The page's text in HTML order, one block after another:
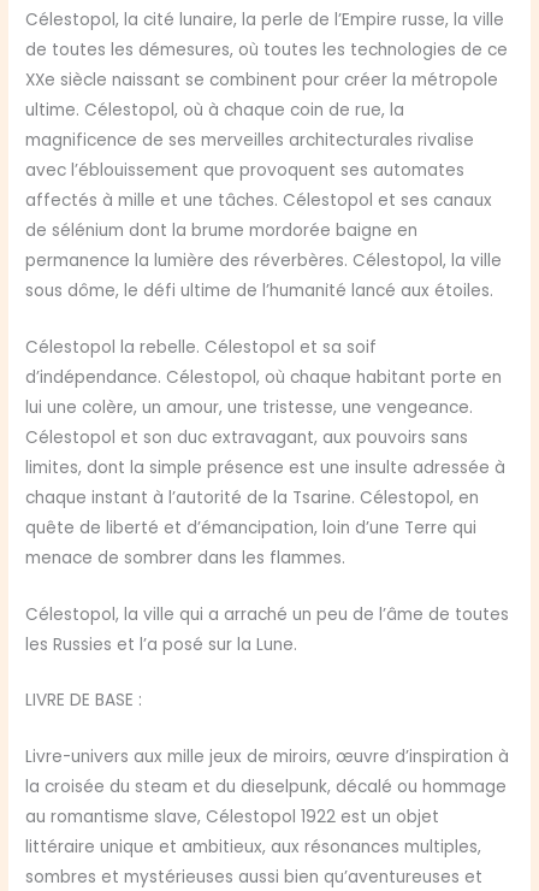
Célestopol, la cité lunaire, la perle de l’Empire russe, la ville
de toutes les démesures, où toutes les technologies de ce
XXe siècle naissant se combinent pour créer la métropole
ultime. Célestopol, où à chaque coin de rue, la
magnificence de ses merveilles architecturales rivalise
avec l’éblouissement que provoquent ses automates
affectés à mille et une tâches. Célestopol et ses canaux
de sélénium dont la brume mordorée baigne en
permanence la lumière des réverbères. Célestopol, la ville
sous dôme, le défi ultime de l’humanité lancé aux étoiles.
Célestopol la rebelle. Célestopol et sa soif
d’indépendance. Célestopol, où chaque habitant porte en
lui une colère, un amour, une tristesse, une vengeance.
Célestopol et son duc extravagant, aux pouvoirs sans
limites, dont la simple présence est une insulte adressée à
chaque instant à l’autorité de la Tsarine. Célestopol, en
quête de liberté et d’émancipation, loin d’une Terre qui
menace de sombrer dans les flammes.
Célestopol, la ville qui a arraché un peu de l’âme de toutes
les Russies et l’a posé sur la Lune.
LIVRE DE BASE :
Livre-univers aux mille jeux de miroirs, œuvre d’inspiration à
la croisée du steam et du dieselpunk, décalé ou hommage
au romantisme slave, Célestopol 1922 est un objet
littéraire unique et ambitieux, aux résonances multiples,
sombres et mystérieuses aussi bien qu’aventureuses et